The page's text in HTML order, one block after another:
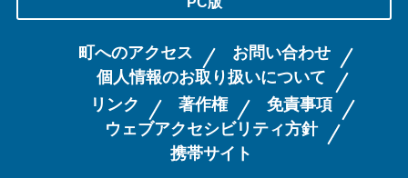
町へのアクセス
お問い合わせ
個人情報のお取り扱いについて
リンク
著作権
免責事項
ウェブアクセシビリティ方針
携帯サイト